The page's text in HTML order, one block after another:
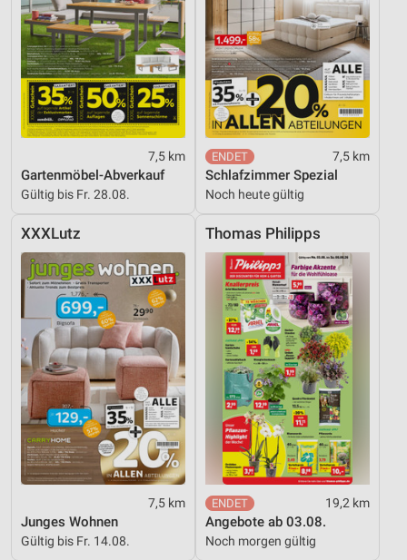
7,5 km
Gartenmöbel-Abverkauf
Gültig bis Fr. 28.08.
7,5 km
Schlafzimmer Spezial
Noch heute gültig
XXXLutz
7,5 km
Junges Wohnen
Gültig bis Fr. 14.08.
Thomas Philipps
19,2 km
Angebote ab 03.08.
Noch morgen gültig